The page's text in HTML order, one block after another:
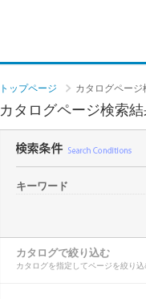
トップページ カタログページ
カタログページ検索
キーワード
カタログで絞り込む
カタログを指定してページを絞り